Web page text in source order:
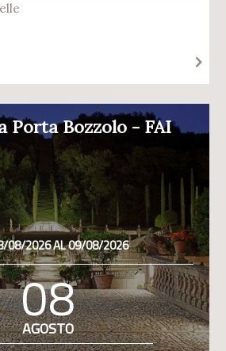
Porta Bozzolo - FAI
08/2026 AL 09/08/2026
08
AGOSTO